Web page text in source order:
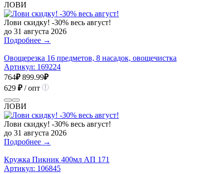
ЛОВИ
Лови скидку! -30% весь август!
до 31 августа 2026
Подробнее →
Овощерезка 16 предметов, 8 насадок, овощечистка
Артикул: 169224
764₽ 899.99₽
629 ₽/ опт
ЛОВИ
Лови скидку! -30% весь август!
до 31 августа 2026
Подробнее →
Кружка Пикник 400мл АП 171
Артикул: 106845